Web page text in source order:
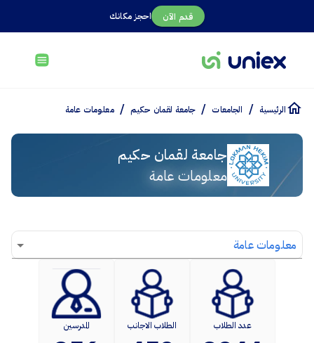
احجز مكانك قدم الآن
الرئيسية / الجامعات / جامعة لقمان حكيم / معلومات عامة
جامعة لقمان حكيم
معلومات عامة
معلومات عامة
عدد الطلاب الطلاب الاجانب المدرسين